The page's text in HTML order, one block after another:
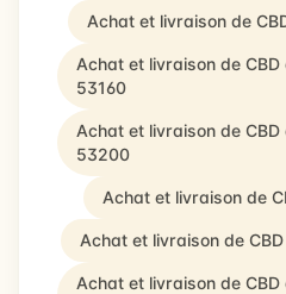
Achat et livraison de
Achat et livraison de
53160
Achat et livraison de
53200
Achat et livraison de
Achat et livraison de
Achat et livraison de